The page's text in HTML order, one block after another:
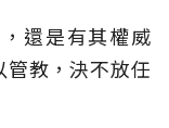
還是有其權威
教，決不放任